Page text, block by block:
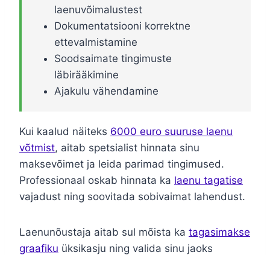
laenuvõimalustest
Dokumentatsiooni korrektne
ettevalmistamine
Soodsaimate tingimuste
läbirääkimine
Ajakulu vähendamine
Kui kaalud näiteks 6000 euro suuruse laenu
võtmist, aitab spetsialist hinnata sinu
maksevõimet ja leida parimad tingimused.
Professionaal oskab hinnata ka laenu tagatise
vajadust ning soovitada sobivaimat lahendust.
Laenunõustaja aitab sul mõista ka tagasimakse
graafiku üksikasju ning valida sinu jaoks